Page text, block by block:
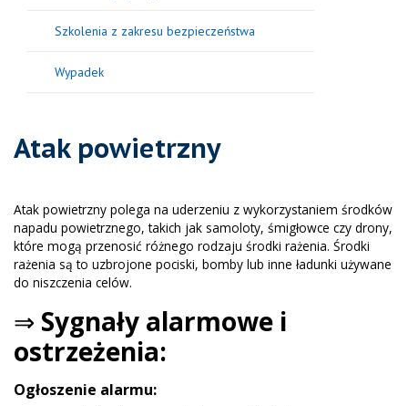
Atak powietrzny
Atak powietrzny polega na uderzeniu z wykorzystaniem środków
napadu powietrznego, takich jak samoloty, śmigłowce czy drony,
które mogą przenosić różnego rodzaju środki rażenia. Środki
rażenia są to uzbrojone pociski, bomby lub inne ładunki używane
do niszczenia celów.
⇒ Sygnały alarmowe i
ostrzeżenia:
Ogłoszenie alarmu:
Szkolenia z zakresu bezpieczeństwa
Wypadek